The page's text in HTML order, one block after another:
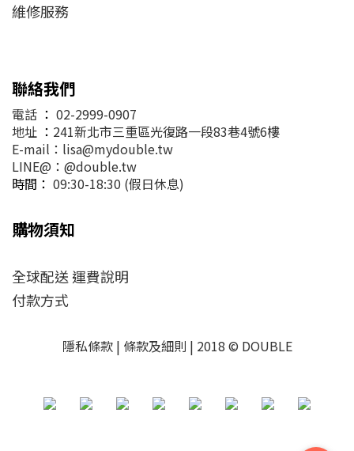
維修服務
聯絡我們
電話 ： 02-2999-0907
地址 ： 241新北市三重區光復路一段83巷4號6樓
E-mail：lisa@mydouble.tw
LINE@：@double.tw
時間： 09:30-18:30 (假日休息)
購物須知
全球配送 運費說明
付款方式
隱私條款 | 條款及細則 | 2018 © DOUBLE